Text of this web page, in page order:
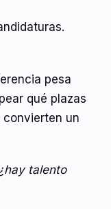
pesa
qué plazas
un
talento